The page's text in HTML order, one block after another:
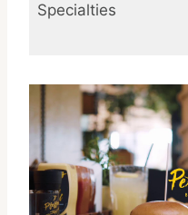
Specialties